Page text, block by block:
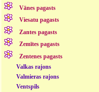
Vānes pagasts
Viesatu pagasts
Zantes pagasts
Zemītes pagasts
Zentenes pagasts
Valkas rajons
Valmieras rajons
Ventspils